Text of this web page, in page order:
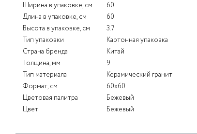
Ширина в упаковке, см
60
Длина в упаковке, см
60
Высота в упаковке, см
3.7
Тип упаковки
Картонная упаковка
Страна бренда
Китай
Толщина, мм
9
Тип материала
Керамический гранит
Формат, см
60x60
Цветовая палитра
Бежевый
Цвет
Бежевый